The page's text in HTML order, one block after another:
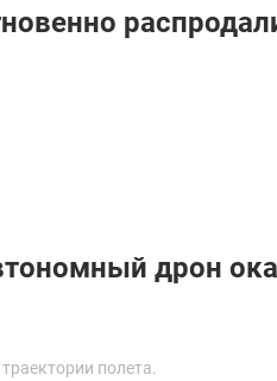
дрон
полета.